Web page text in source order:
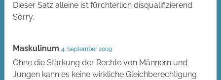
Dieser Satz alleine ist fürchterlich disqualifizierend.
Sorry.
Maskulinum 4. September 2009
Ohne die Stärkung der Rechte von Männern und
Jungen kann es keine wirkliche Gleichberechtigung